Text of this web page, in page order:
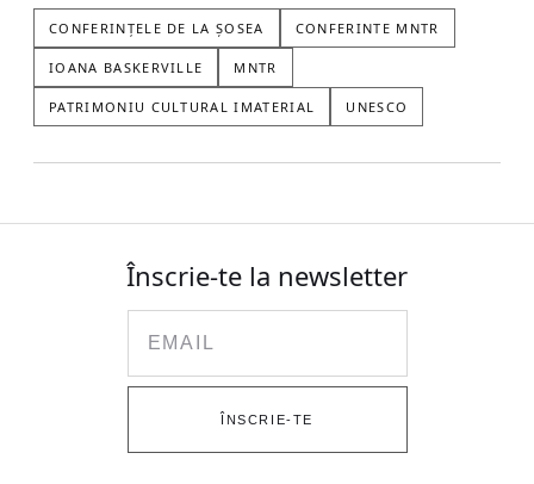
CONFERINȚELE DE LA ȘOSEA CONFERINTE MNTR
IOANA BASKERVILLE MNTR
PATRIMONIU CULTURAL IMATERIAL UNESCO
Înscrie-te la newsletter
ÎNSCRIE-TE